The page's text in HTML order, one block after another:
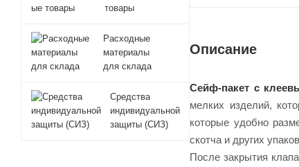
Описание
Сейф-пакет с
мелких изделий,
которые удобно
скотча и других
После закрытия
товары
Расходные
материалы
для склада
Средства
индивидуальной
защиты (СИЗ)